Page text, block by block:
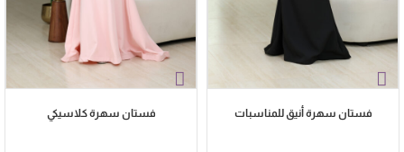
فستان سهرة أنيق للمناسبات فستان سهرة كلاسيكي